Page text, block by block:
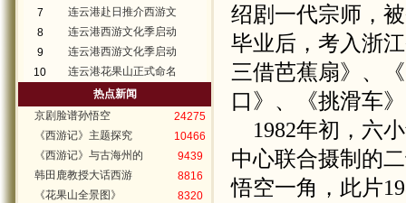
7
连云港赴日推介西游文
8
连云港西游文化季启动
9
连云港西游文化季启动
10
连云港花果山正式命名
热点新闻
京剧脸谱孙悟空
24275
《西游记》主题探究
10466
《西游记》与古海州的
9439
韩田鹿教授大话西游
8816
《花果山全景图》
8320
绍剧一代宗师，
毕业后，考入浙
三借芭蕉扇》、
口》、《挑滑车
1982年初，六
中心联合摄制的
悟空一角，此片